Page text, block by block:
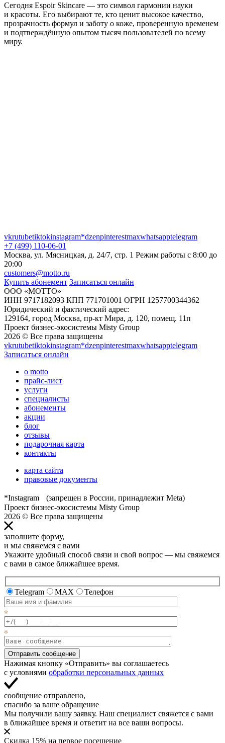
Сегодня Espoir Skincare — это символ гармонии науки
и красоты. Его выбирают те, кто ценит высокое качество,
прозрачность формул и заботу о коже, проверенную временем
и подтверждённую опытом тысяч пользователей по всему
миру.
vkrutubetiktokinstagram*dzenpinterestmaxwhatsapptelegram
+7 (499) 110-06-01
Москва, ул. Мясницкая, д. 24/7, стр. 1 Режим работы с 8:00 до
20:00
customers@motto.ru
Купить абонемент Записаться онлайн
ООО «МОТТО»
ИНН 9717182093 КПП 771701001 ОГРН 1257700344362
Юридический и фактический адрес:
129164, город Москва, пр-кт Мира, д. 120, помещ. 11п
Проект бизнес-экосистемы Misty Group
2026 © Все права защищены
vkrutubetiktokinstagram*dzenpinterestmaxwhatsapptelegram
Записаться онлайн
о motto
прайс-лист
услуги
специалисты
абонементы
акции
блог
отзывы
подарочная карта
контакты
карта сайта
правовые документы
*Instagram (запрещен в России, принадлежит Meta)
Проект бизнес-экосистемы Misty Group
2026 © Все права защищены
заполните форму,
и мы свяжемся с вами
Укажите удобный способ связи и свой вопрос — мы свяжемся
с вами в самое ближайшее время.
Telegram MAX Телефон
Отправить сообщение
Нажимая кнопку «Отправить» вы соглашаетесь
с условиями обработки персональных данных
сообщение отправлено,
спасибо за ваше обращение
Мы получили вашу заявку. Наш специалист свяжется с вами
в ближайшее время и ответит на все ваши вопросы.
Скидка 15% на первое посещение